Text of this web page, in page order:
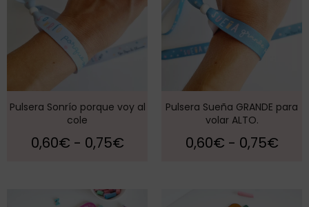
Pulsera Sonrío porque voy al
cole
0,60€ - 0,75€
Pulsera Sueña GRANDE para
volar ALTO.
0,60€ - 0,75€